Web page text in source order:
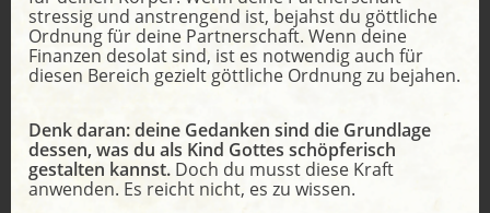
stressig und anstrengend ist, bejahst du göttliche
Ordnung für deine Partnerschaft. Wenn deine
Finanzen desolat sind, ist es notwendig auch für
diesen Bereich gezielt göttliche Ordnung zu bejahen.
Denk daran: deine Gedanken sind die Grundlage
dessen, was du als Kind Gottes schöpferisch
gestalten kannst. Doch du musst diese Kraft
anwenden. Es reicht nicht, es zu wissen.